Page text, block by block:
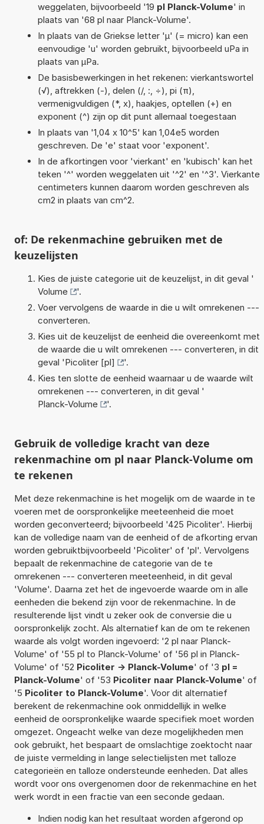
weggelaten, bijvoorbeeld '19 pl Planck-Volume' in
plaats van '68 pl naar Planck-Volume'.
In plaats van de Griekse letter 'µ' (= micro) kan een
eenvoudige 'u' worden gebruikt, bijvoorbeeld uPa in
plaats van µPa.
De basisbewerkingen in het rekenen: vierkantswortel
(√), aftrekken (-), delen (/, :, ÷), pi (π),
vermenigvuldigen (*, x), haakjes, optellen (+) en
exponent (^) zijn op dit punt allemaal toegestaan
In plaats van '1,04 x 10^5' kan 1,04e5 worden
geschreven. De 'e' staat voor 'exponent'.
In de afkortingen voor 'vierkant' en 'kubisch' kan het
teken '^' worden weggelaten uit '^2' en '^3'. Vierkante
centimeters kunnen daarom worden geschreven als
cm2 in plaats van cm^2.
of: De rekenmachine gebruiken met de
keuzelijsten
Kies de juiste categorie uit de keuzelijst, in dit geval '
Volume
'.
Voer vervolgens de waarde in die u wilt omrekenen ---
converteren.
Kies uit de keuzelijst de eenheid die overeenkomt met
de waarde die u wilt omrekenen --- converteren, in dit
geval 'Picoliter [pl]
'.
Kies ten slotte de eenheid waarnaar u de waarde wilt
omrekenen --- converteren, in dit geval '
Planck-Volume
'.
Gebruik de volledige kracht van deze
rekenmachine om pl naar Planck-Volume om
te rekenen
Met deze rekenmachine is het mogelijk om de waarde in te
voeren met de oorspronkelijke meeteenheid die moet
worden geconverteerd; bijvoorbeeld '425 Picoliter'. Hierbij
kan de volledige naam van de eenheid of de afkorting ervan
worden gebruiktbijvoorbeeld 'Picoliter' of 'pl'. Vervolgens
bepaalt de rekenmachine de categorie van de te
omrekenen --- converteren meeteenheid, in dit geval
'Volume'. Daarna zet het de ingevoerde waarde om in alle
eenheden die bekend zijn voor de rekenmachine. In de
resulterende lijst vindt u zeker ook de conversie die u
oorspronkelijk zocht. Als alternatief kan de om te rekenen
waarde als volgt worden ingevoerd: '2 pl naar Planck-
Volume' of '55 pl to Planck-Volume' of '56 pl in Planck-
Volume' of '52 Picoliter -> Planck-Volume' of '3 pl =
Planck-Volume' of '53 Picoliter naar Planck-Volume' of
'5 Picoliter to Planck-Volume'. Voor dit alternatief
berekent de rekenmachine ook onmiddellijk in welke
eenheid de oorspronkelijke waarde specifiek moet worden
omgezet. Ongeacht welke van deze mogelijkheden men
ook gebruikt, het bespaart de omslachtige zoektocht naar
de juiste vermelding in lange selectielijsten met talloze
categorieën en talloze ondersteunde eenheden. Dat alles
wordt voor ons overgenomen door de rekenmachine en het
werk wordt in een fractie van een seconde gedaan.
Indien nodig kan het resultaat worden afgerond op